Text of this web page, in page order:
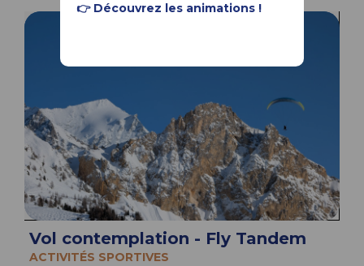
👉 Découvrez les animations !
Vol contemplation - Fly Tandem
ACTIVITÉS SPORTIVES